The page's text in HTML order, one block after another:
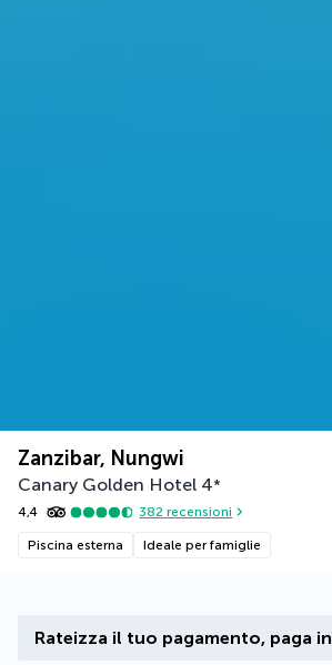
Zanzibar, Nungwi
Canary Golden Hotel 4*
4,4 382 recensioni
Piscina esterna Ideale per famiglie
Rateizza il tuo pagamento, paga in